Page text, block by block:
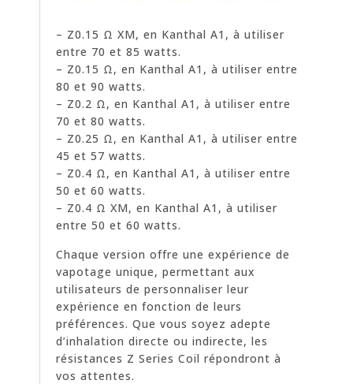
– Z0.15 Ω XM, en Kanthal A1, à utiliser
entre 70 et 85 watts.
– Z0.15 Ω, en Kanthal A1, à utiliser entre
80 et 90 watts.
– Z0.2 Ω, en Kanthal A1, à utiliser entre
70 et 80 watts.
– Z0.25 Ω, en Kanthal A1, à utiliser entre
45 et 57 watts.
– Z0.4 Ω, en Kanthal A1, à utiliser entre
50 et 60 watts.
– Z0.4 Ω XM, en Kanthal A1, à utiliser
entre 50 et 60 watts.
Chaque version offre une expérience de
vapotage unique, permettant aux
utilisateurs de personnaliser leur
expérience en fonction de leurs
préférences. Que vous soyez adepte
d’inhalation directe ou indirecte, les
résistances Z Series Coil répondront à
vos attentes.